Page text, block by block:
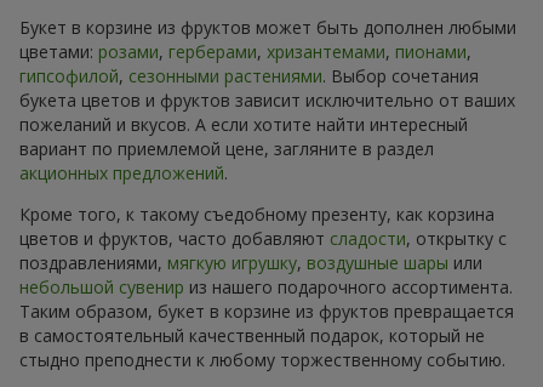
Букет в корзине из фруктов может быть дополнен любыми
цветами: розами, герберами, хризантемами, пионами,
гипсофилой, сезонными растениями. Выбор сочетания
букета цветов и фруктов зависит исключительно от ваших
пожеланий и вкусов. А если хотите найти интересный
вариант по приемлемой цене, загляните в раздел
акционных предложений.
Кроме того, к такому съедобному презенту, как корзина
цветов и фруктов, часто добавляют сладости, открытку с
поздравлениями, мягкую игрушку, воздушные шары или
небольшой сувенир из нашего подарочного ассортимента.
Таким образом, букет в корзине из фруктов превращается
в самостоятельный качественный подарок, который не
стыдно преподнести к любому торжественному событию.